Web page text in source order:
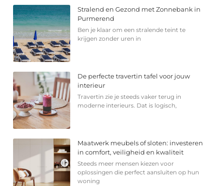
Stralend en Gezond met Zonnebank in
Purmerend
Ben je klaar om een stralende teint te
krijgen zonder uren in
De perfecte travertin tafel voor jouw
interieur
Travertin zie je steeds vaker terug in
moderne interieurs. Dat is logisch,
Maatwerk meubels of sloten: investeren
in comfort, veiligheid en kwaliteit
Steeds meer mensen kiezen voor
oplossingen die perfect aansluiten op hun
woning